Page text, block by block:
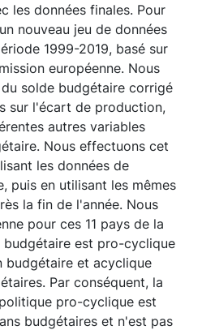
les données finales. Pour
nouveau jeu de données
1999-2019, basé sur
européenne. Nous
solde budgétaire corrigé
sur l'écart de production,
autres variables
Nous effectuons cet
les données de
puis en utilisant les mêmes
la fin de l'année. Nous
pour ces 11 pays de la
est pro-cyclique
budgétaire et acyclique
Par conséquent, la
pro-cyclique est
budgétaires et n'est pas